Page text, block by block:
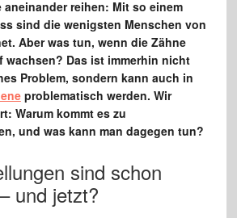
aneinander reihen: Mit so einem
sind die wenigsten Menschen von
Aber was tun, wenn die Zähne
wachsen? Das ist immerhin nicht
Problem, sondern kann auch in
problematisch werden. Wir
Warum kommt es zu
und was kann man dagegen tun?
sind schon
und jetzt?